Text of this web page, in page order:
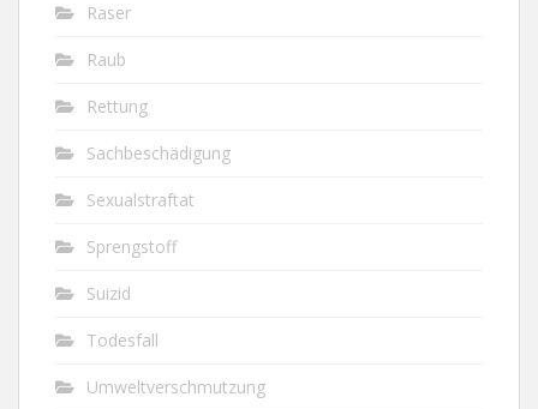
Raser
Raub
Rettung
Sachbeschädigung
Sexualstraftat
Sprengstoff
Suizid
Todesfall
Umweltverschmutzung